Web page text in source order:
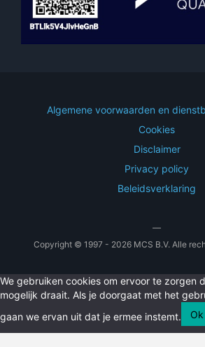
Algemene voorwaarden en
Cookies
Disclaimer
Privacy policy
Beleidsverklaring
—
Copyright © 1997 - 2026 MCS B.V. Alle
We gebruiken cookies om ervoor te zorgen
mogelijk draait. Als je doorgaat met het
gaan we ervan uit dat je ermee instemt.
Ok